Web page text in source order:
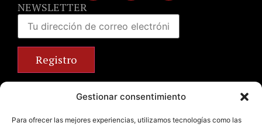
Gestionar consentimiento
Para ofrecer las mejores experiencias, utilizamos tecnologías como las
NEWSLETTER
+34 963 672 314
info@emilianobodega.com